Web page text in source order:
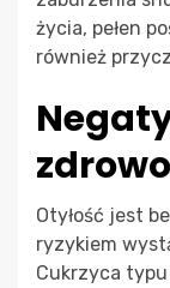
życia, pełen
również
Otyłość jest
ryzykiem
Cukrzyca